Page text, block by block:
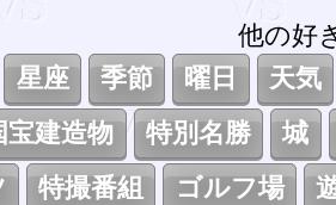
他の好
星座 季節 曜日
天気
宝建造物 特別名勝
城
特撮番組 ゴルフ場